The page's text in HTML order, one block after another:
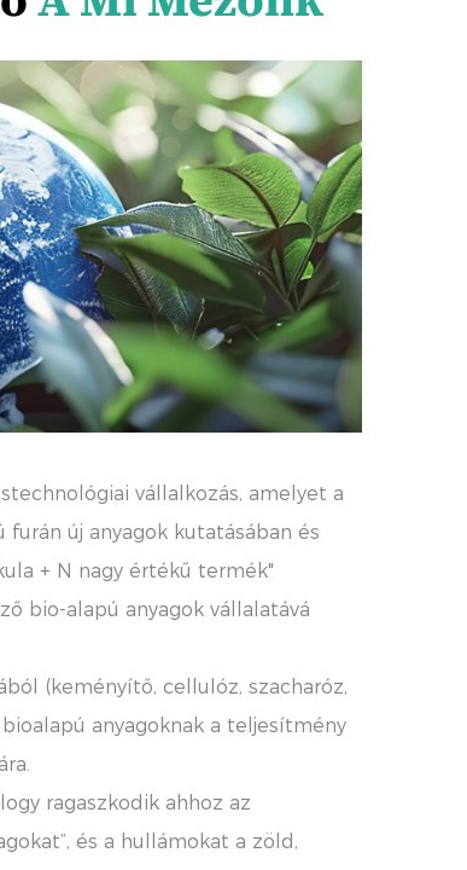
vállalkozás, amelyet a
új anyagok kutatásában és
+ N nagy értékű termék"
bio-alapú anyagok vállalatává
(keményítő, cellulóz, szacharóz,
anyagoknak a teljesítmény
ragaszkodik ahhoz az
és a hullámokat a zöld,